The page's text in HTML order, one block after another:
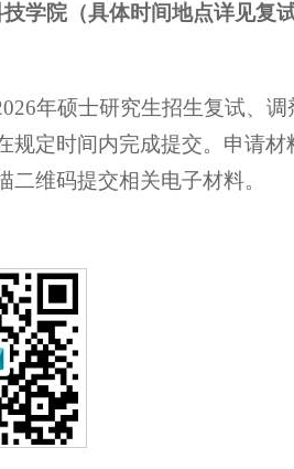
学院（具体时间地点详见复
年硕士研究生招生复试、
定时间内完成提交。申请
维码提交相关电子材料。